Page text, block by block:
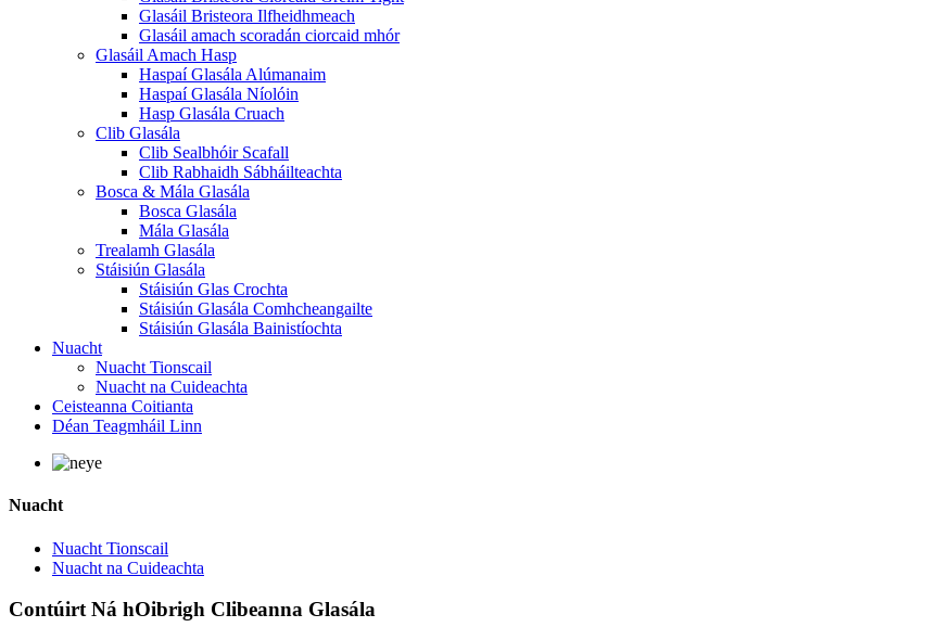
Glasáil Bristeora Ilfheidhmeach
Glasáil amach scoradán ciorcaid mhór
Glasáil Amach Hasp
Haspaí Glasála Alúmanaim
Haspaí Glasála Níolóin
Hasp Glasála Cruach
Clib Glasála
Clib Sealbhóir Scafall
Clib Rabhaidh Sábháilteachta
Bosca & Mála Glasála
Bosca Glasála
Mála Glasála
Trealamh Glasála
Stáisiún Glasála
Stáisiún Glas Crochta
Stáisiún Glasála Comhcheangailte
Stáisiún Glasála Bainistíochta
Nuacht
Nuacht Tionscail
Nuacht na Cuideachta
Ceisteanna Coitianta
Déan Teagmháil Linn
Nuacht
Nuacht Tionscail
Nuacht na Cuideachta
Contúirt Ná hOibrigh Clibeanna Glasála